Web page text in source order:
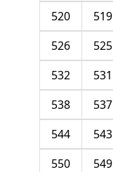
519
520
525
526
531
532
537
538
543
544
549
550